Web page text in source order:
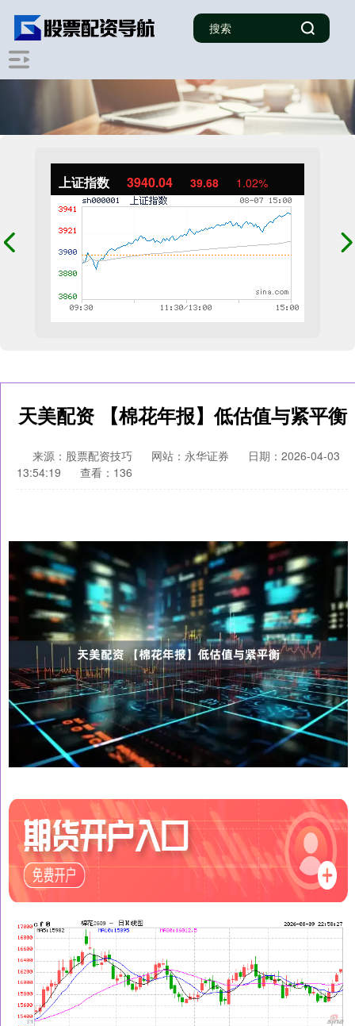
上证指数 3940.04 39.68 1.02%
天美配资 【棉花年报】低估值与紧平衡
来源：股票配资技巧 网站：永华证券
日期：2026-04-03
13:54:19
查看：136